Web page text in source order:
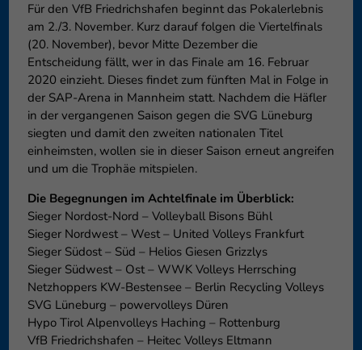
Für den VfB Friedrichshafen beginnt das Pokalerlebnis
am 2./3. November. Kurz darauf folgen die Viertelfinals
(20. November), bevor Mitte Dezember die
Entscheidung fällt, wer in das Finale am 16. Februar
2020 einzieht. Dieses findet zum fünften Mal in Folge in
der SAP-Arena in Mannheim statt. Nachdem die Häfler
in der vergangenen Saison gegen die SVG Lüneburg
siegten und damit den zweiten nationalen Titel
einheimsten, wollen sie in dieser Saison erneut angreifen
und um die Trophäe mitspielen.
Die Begegnungen im Achtelfinale im Überblick:
Sieger Nordost-Nord – Volleyball Bisons Bühl
Sieger Nordwest – West – United Volleys Frankfurt
Sieger Südost – Süd – Helios Giesen Grizzlys
Sieger Südwest – Ost – WWK Volleys Herrsching
Netzhoppers KW-Bestensee – Berlin Recycling Volleys
SVG Lüneburg – powervolleys Düren
Hypo Tirol Alpenvolleys Haching – Rottenburg
VfB Friedrichshafen – Heitec Volleys Eltmann